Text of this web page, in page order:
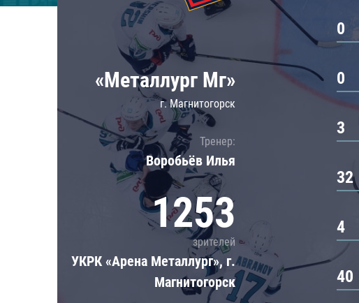
Локомотив
ЦСКА
Шанхайские Драконы
«Металлург Мг»
г. Магнитогорск
Тренер:
Воробьёв Илья
1253
зрителей
УКРК «Арена Металлург», г.
Магнитогорск
0
0
3
32
4
40